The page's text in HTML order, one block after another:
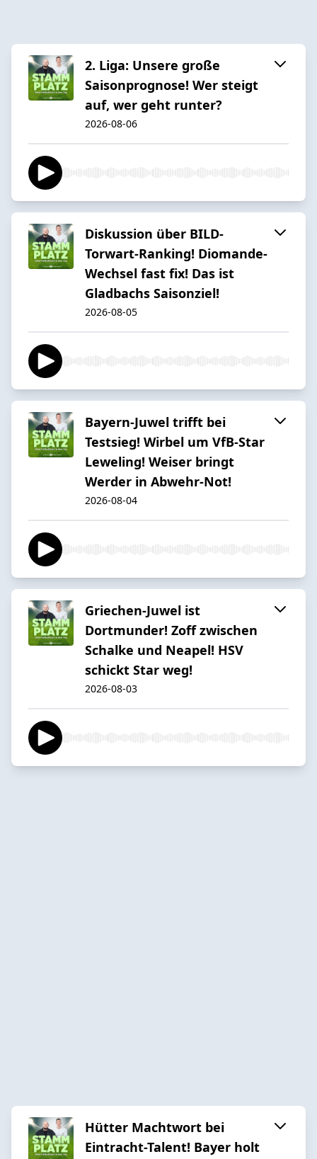
2. Liga: Unsere große
Saisonprognose! Wer steigt
auf, wer geht runter?
2026-08-06
Diskussion über BILD-
Torwart-Ranking! Diomande-
Wechsel fast fix! Das ist
Gladbachs Saisonziel!
2026-08-05
Bayern-Juwel trifft bei
Testsieg! Wirbel um VfB-Star
Leweling! Weiser bringt
Werder in Abwehr-Not!
2026-08-04
Griechen-Juwel ist
Dortmunder! Zoff zwischen
Schalke und Neapel! HSV
schickt Star weg!
2026-08-03
Hütter Machtwort bei
Eintracht-Talent! Bayer holt